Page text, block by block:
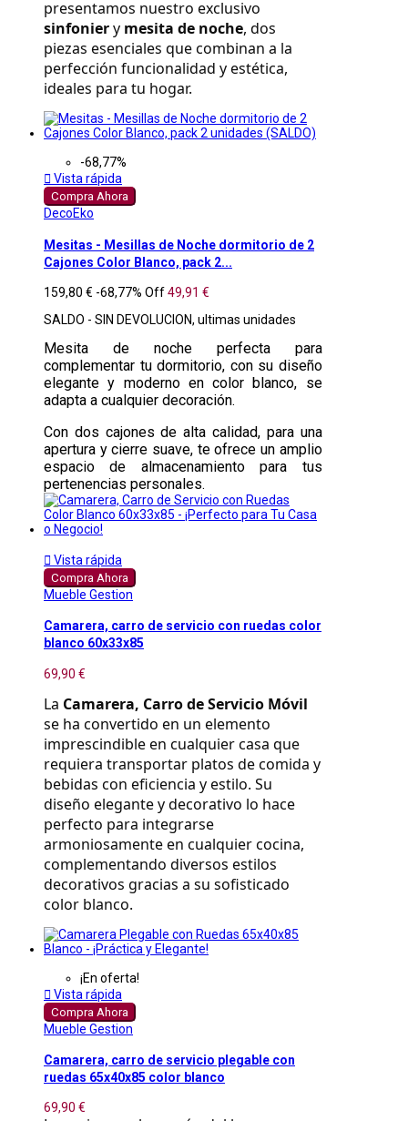
sinfonier y mesita de noche, dos
piezas esenciales que combinan a la
perfección funcionalidad y estética,
ideales para tu hogar.
-68,77%
 Vista rápida
Compra Ahora
DecoEko
Mesitas - Mesillas de Noche dormitorio de 2
Cajones Color Blanco, pack 2...
159,80 € -68,77% Off49,91 €
SALDO - SIN DEVOLUCION, ultimas unidades
Mesita de noche perfecta para
complementar tu dormitorio, con su diseño
elegante y moderno en color blanco, se
adapta a cualquier decoración.
Con dos cajones de alta calidad, para una
apertura y cierre suave, te ofrece un amplio
espacio de almacenamiento para tus
pertenencias personales.
 Vista rápida
Compra Ahora
Mueble Gestion
Camarera, carro de servicio con ruedas color
blanco 60x33x85
69,90 €
La Camarera, Carro de Servicio Móvil
se ha convertido en un elemento
imprescindible en cualquier casa que
requiera transportar platos de comida y
bebidas con eficiencia y estilo. Su
diseño elegante y decorativo lo hace
perfecto para integrarse
armoniosamente en cualquier cocina,
complementando diversos estilos
decorativos gracias a su sofisticado
color blanco.
¡En oferta!
 Vista rápida
Compra Ahora
Mueble Gestion
Camarera, carro de servicio plegable con
ruedas 65x40x85 color blanco
69,90 €